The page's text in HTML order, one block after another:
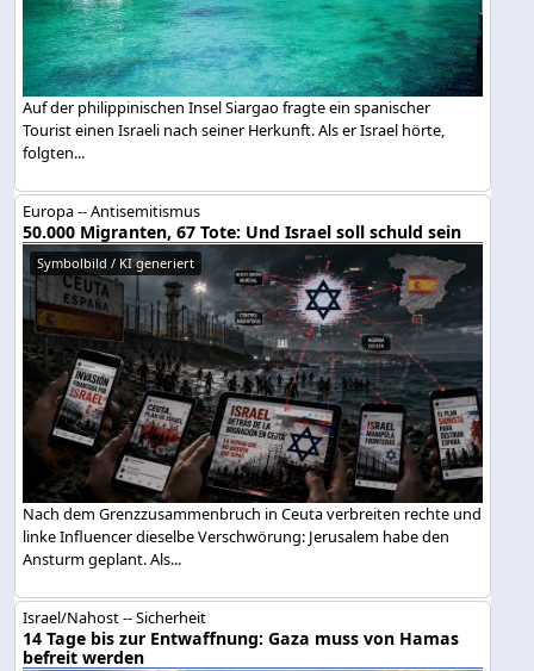
Auf der philippinischen Insel Siargao fragte ein spanischer
Tourist einen Israeli nach seiner Herkunft. Als er Israel hörte,
folgten...
Europa -- Antisemitismus
50.000 Migranten, 67 Tote: Und Israel soll schuld sein
Symbolbild / KI generiert
Nach dem Grenzzusammenbruch in Ceuta verbreiten rechte und
linke Influencer dieselbe Verschwörung: Jerusalem habe den
Ansturm geplant. Als...
Israel/Nahost -- Sicherheit
14 Tage bis zur Entwaffnung: Gaza muss von Hamas
befreit werden